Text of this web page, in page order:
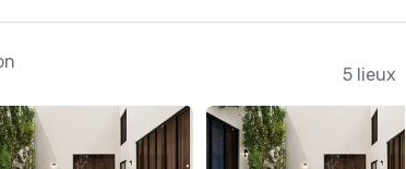
5 lieux